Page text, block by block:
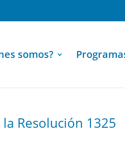
somos?
Resolución 1325